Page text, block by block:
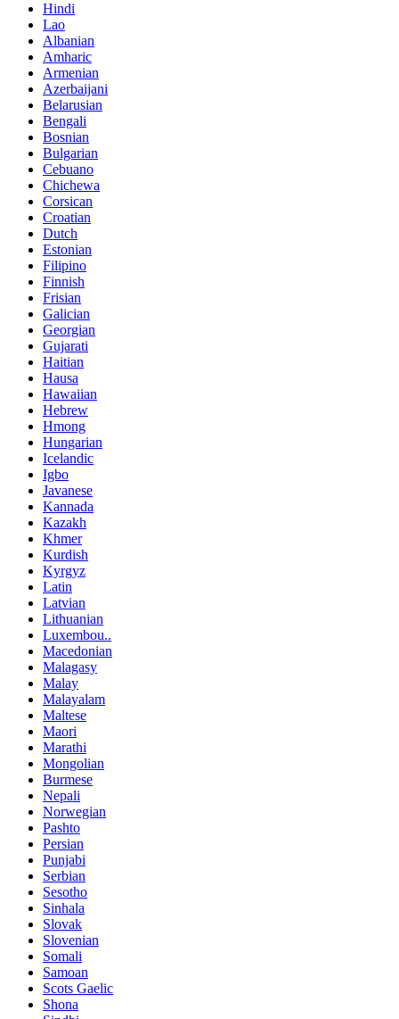
Hindi
Lao
Albanian
Amharic
Armenian
Azerbaijani
Belarusian
Bengali
Bosnian
Bulgarian
Cebuano
Chichewa
Corsican
Croatian
Dutch
Estonian
Filipino
Finnish
Frisian
Galician
Georgian
Gujarati
Haitian
Hausa
Hawaiian
Hebrew
Hmong
Hungarian
Icelandic
Igbo
Javanese
Kannada
Kazakh
Khmer
Kurdish
Kyrgyz
Latin
Latvian
Lithuanian
Luxembou..
Macedonian
Malagasy
Malay
Malayalam
Maltese
Maori
Marathi
Mongolian
Burmese
Nepali
Norwegian
Pashto
Persian
Punjabi
Serbian
Sesotho
Sinhala
Slovak
Slovenian
Somali
Samoan
Scots Gaelic
Shona